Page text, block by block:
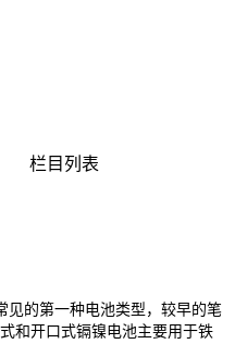
栏目列表
见的第一种电池类型，较早的笔
和开口式镉镍电池主要用于铁